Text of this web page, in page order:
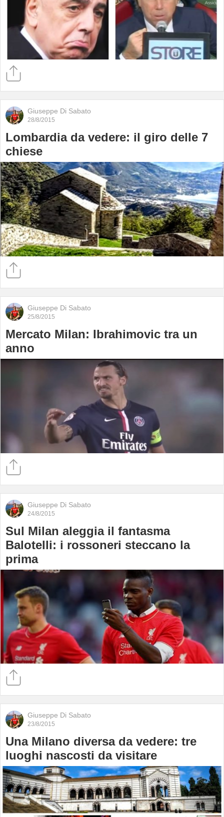
Giuseppe Di Sabato
28/8/2015
Lombardia da vedere: il giro delle 7
chiese
Giuseppe Di Sabato
25/8/2015
Mercato Milan: Ibrahimovic tra un
anno
Giuseppe Di Sabato
24/8/2015
Sul Milan aleggia il fantasma
Balotelli: i rossoneri steccano la
prima
Giuseppe Di Sabato
23/8/2015
Una Milano diversa da vedere: tre
luoghi nascosti da visitare